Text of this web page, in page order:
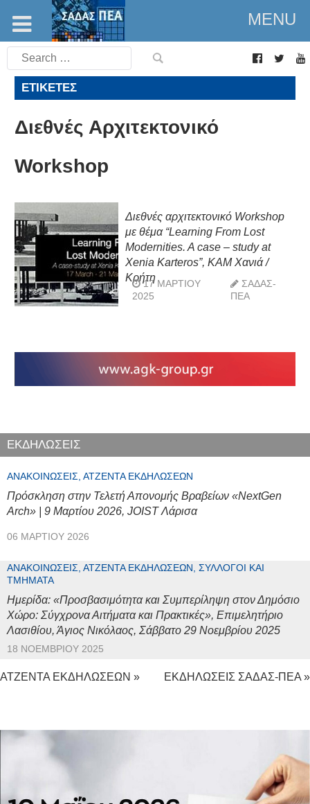
MENU
Search
for:
ΕΤΙΚΈΤΕΣ
Διεθνές Αρχιτεκτονικό
Workshop
Διεθνές αρχιτεκτονικό Workshop
με θέμα “Learning From Lost
Modernities. A case – study at
Xenia Karteros”, ΚΑΜ Χανιά /
Κρήτη
17 ΜΑΡΤΊΟΥ
2025
ΣΑΔΑΣ-
ΠΕΑ
ΕΚΔΗΛΩΣΕΙΣ
ΑΝΑΚΟΙΝΏΣΕΙΣ, ΑΤΖΈΝΤΑ ΕΚΔΗΛΏΣΕΩΝ
Πρόσκληση στην Τελετή Απονομής Βραβείων «NextGen
Arch» | 9 Μαρτίου 2026, JOIST Λάρισα
06 ΜΑΡΤΊΟΥ 2026
ΑΝΑΚΟΙΝΏΣΕΙΣ, ΑΤΖΈΝΤΑ ΕΚΔΗΛΏΣΕΩΝ, ΣΎΛΛΟΓΟΙ ΚΑΙ
ΤΜΉΜΑΤΑ
Ημερίδα: «Προσβασιμότητα και Συμπερίληψη στον Δημόσιο
Χώρο: Σύγχρονα Αιτήματα και Πρακτικές», Επιμελητήριο
Λασιθίου, Άγιος Νικόλαος, Σάββατο 29 Νοεμβρίου 2025
18 ΝΟΕΜΒΡΊΟΥ 2025
ΑΤΖΕΝΤΑ ΕΚΔΗΛΩΣΕΩΝ » ΕΚΔΗΛΩΣΕΙΣ ΣΑΔΑΣ-ΠΕΑ »